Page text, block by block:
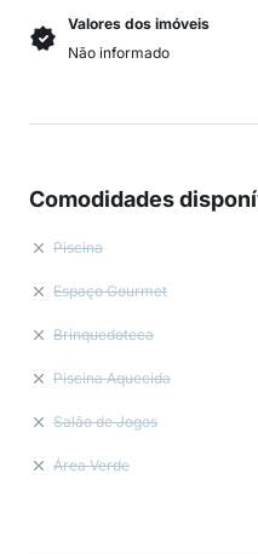
Valores dos imóveis
Não informado
Comodidades
Piscina
Espaço Gourmet
Brinquedoteca
Piscina Aquecida
Salão de Jogos
Área Verde